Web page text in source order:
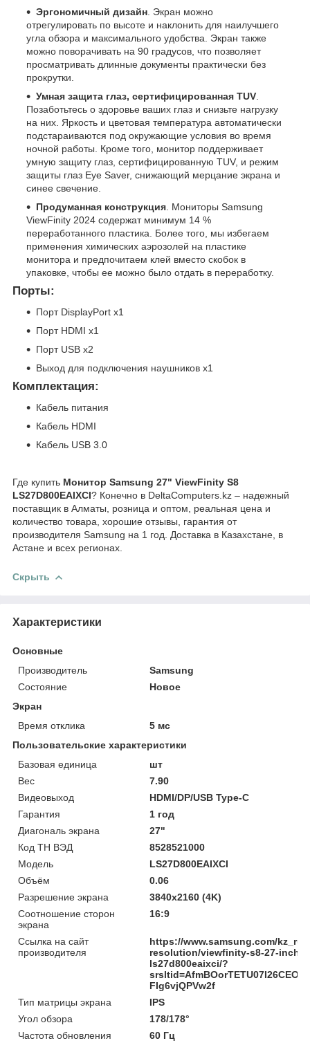
Эргономичный дизайн. Экран можно
отрегулировать по высоте и наклонить для наилучшего
угла обзора и максимального удобства. Экран также
можно поворачивать на 90 градусов, что позволяет
просматривать длинные документы практически без
прокрутки.
Умная защита глаз, сертифицированная TUV.
Позаботьтесь о здоровье ваших глаз и снизьте нагрузку
на них. Яркость и цветовая температура автоматически
подстараиваются под окружающие условия во время
ночной работы. Кроме того, монитор поддерживает
умную защиту глаз, сертифицированную TUV, и режим
защиты глаз Eye Saver, снижающий мерцание экрана и
синее свечение.
Продуманная конструкция. Мониторы Samsung
ViewFinity 2024 содержат минимум 14 %
переработанного пластика. Более того, мы избегаем
применения химических аэрозолей на пластике
монитора и предпочитаем клей вместо скобок в
упаковке, чтобы ее можно было отдать в переработку.
Порты:
Порт DisplayPort x1
Порт HDMI x1
Порт USB x2
Выход для подключения наушников x1
Комплектация:
Кабель питания
Кабель HDMI
Кабель USB 3.0
Где купить Монитор Samsung 27" ViewFinity S8
LS27D800EAIXCI? Конечно в DeltaComputers.kz – надежный
поставщик в Алматы, розница и оптом, реальная цена и
количество товара, хорошие отзывы, гарантия от
производителя Samsung на 1 год. Доставка в Казахстане, в
Астане и всех регионах.
Скрыть
Характеристики
Основные
Производитель
Samsung
Состояние
Новое
Экран
Время отклика
5 мс
Пользовательские характеристики
Базовая единица
шт
Вес
7.90
Видеовыход
HDMI/DP/USB Type-C
Гарантия
1 год
Диагональ экрана
27"
Код ТН ВЭД
8528521000
Модель
LS27D800EAIXCI
Объём
0.06
Разрешение экрана
3840х2160 (4K)
Соотношение сторон
экрана
16:9
Ссылка на сайт
производителя
https://www.samsung.com/
resolution/viewfinity-s8-27-inch-
ls27d800eaixci/?
FIg6vjQPVw2f
Тип матрицы экрана
IPS
Угол обзора
178/178°
Частота обновления
60 Гц